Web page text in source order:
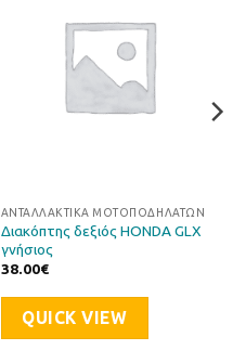
Επιθυμιών
ΑΝΤΑΛΛΑΚΤΙΚΆ ΜΟΤΟΠΟΔΗΛΆΤΩΝ
Διακόπτης δεξιός HONDA GLX
γνήσιος
38.00€
QUICK VIEW